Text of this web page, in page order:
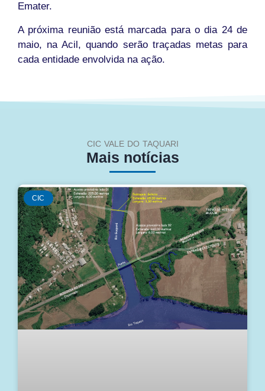
Emater.
A próxima reunião está marcada para o dia 24 de
maio, na Acil, quando serão traçadas metas para
cada entidade envolvida na ação.
CIC VALE DO TAQUARI
Mais notícias
CIC